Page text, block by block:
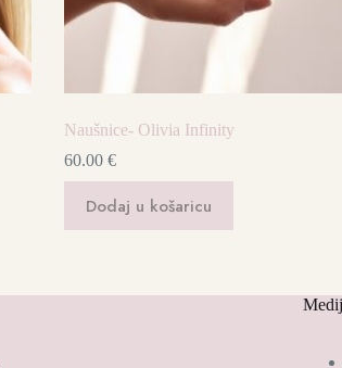
Naušnice- Olivia Infinity
60.00 €
Dodaj u košaricu